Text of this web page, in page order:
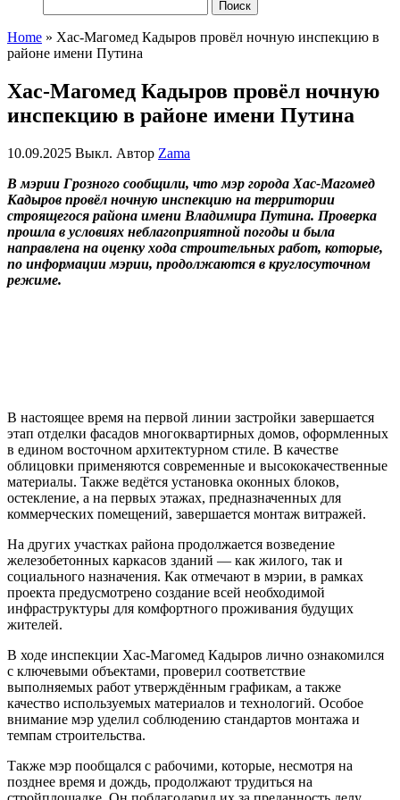
Home » Хас-Магомед Кадыров провёл ночную инспекцию в
районе имени Путина
Хас-Магомед Кадыров провёл ночную
инспекцию в районе имени Путина
10.09.2025 Выкл. Автор Zama
В мэрии Грозного сообщили, что мэр города Хас-Магомед
Кадыров провёл ночную инспекцию на территории
строящегося района имени Владимира Путина. Проверка
прошла в условиях неблагоприятной погоды и была
направлена на оценку хода строительных работ, которые,
по информации мэрии, продолжаются в круглосуточном
режиме.
В настоящее время на первой линии застройки завершается
этап отделки фасадов многоквартирных домов, оформленных
в едином восточном архитектурном стиле. В качестве
облицовки применяются современные и высококачественные
материалы. Также ведётся установка оконных блоков,
остекление, а на первых этажах, предназначенных для
коммерческих помещений, завершается монтаж витражей.
На других участках района продолжается возведение
железобетонных каркасов зданий — как жилого, так и
социального назначения. Как отмечают в мэрии, в рамках
проекта предусмотрено создание всей необходимой
инфраструктуры для комфортного проживания будущих
жителей.
В ходе инспекции Хас-Магомед Кадыров лично ознакомился
с ключевыми объектами, проверил соответствие
выполняемых работ утверждённым графикам, а также
качество используемых материалов и технологий. Особое
внимание мэр уделил соблюдению стандартов монтажа и
темпам строительства.
Также мэр пообщался с рабочими, которые, несмотря на
позднее время и дождь, продолжают трудиться на